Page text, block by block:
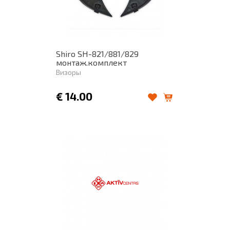
Shiro SH-821/881/829
монтаж.комплект
Визоры
€ 14.00